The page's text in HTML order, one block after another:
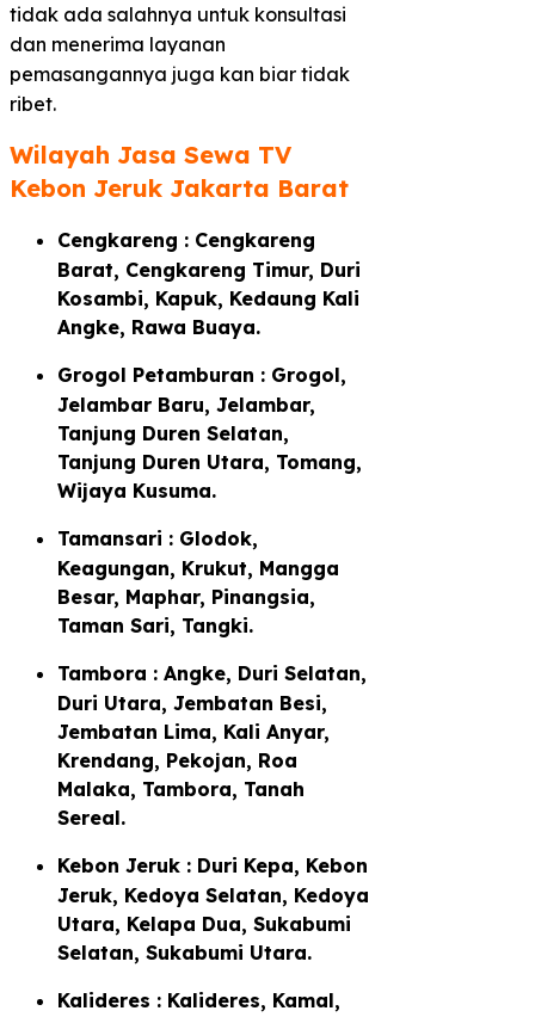
tidak ada salahnya untuk konsultasi
dan menerima layanan
pemasangannya juga kan biar tidak
ribet.
Wilayah Jasa Sewa TV
Kebon Jeruk Jakarta Barat
Cengkareng : Cengkareng
Barat, Cengkareng Timur, Duri
Kosambi, Kapuk, Kedaung Kali
Angke, Rawa Buaya.
Grogol Petamburan : Grogol,
Jelambar Baru, Jelambar,
Tanjung Duren Selatan,
Tanjung Duren Utara, Tomang,
Wijaya Kusuma.
Tamansari : Glodok,
Keagungan, Krukut, Mangga
Besar, Maphar, Pinangsia,
Taman Sari, Tangki.
Tambora : Angke, Duri Selatan,
Duri Utara, Jembatan Besi,
Jembatan Lima, Kali Anyar,
Krendang, Pekojan, Roa
Malaka, Tambora, Tanah
Sereal.
Kebon Jeruk : Duri Kepa, Kebon
Jeruk, Kedoya Selatan, Kedoya
Utara, Kelapa Dua, Sukabumi
Selatan, Sukabumi Utara.
Kalideres : Kalideres, Kamal,